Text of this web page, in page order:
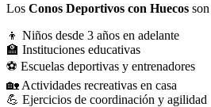
Los Conos Deportivos con Huecos
👦 Niños desde 3 años en adelante
🏫 Instituciones educativas
⚽ Escuelas deportivas y entrenadores
🏡 Actividades recreativas en casa
💪 Ejercicios de coordinación y agilidad